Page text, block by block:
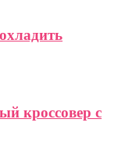
кроссовер с